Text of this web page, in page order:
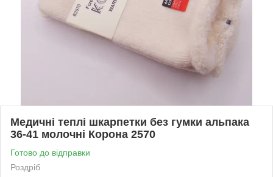
Медичні теплі шкарпетки без гумки альпака
36-41 молочні Корона 2570
Готово до відправки
Роздріб